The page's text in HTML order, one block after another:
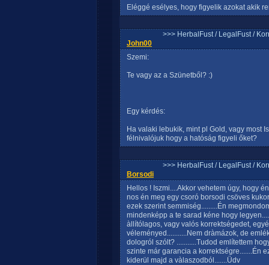
Eléggé esélyes, hogy figyelik azokat akik
>>> HerbalFust / LegalFust /
John00
Szemi:
Te vagy az a Szünetből? :)
Egy kérdés:
Ha valaki lebukik, mint pl Gold, vagy most
félnivalójuk hogy a hatóság figyeli őket?
>>> HerbalFust / LegalFust /
Borsodi
Hellos ! Iszmi....Akkor vehetem úgy, hogy
nos én meg egy csoró borsodi csöves
ezek szerint semmiség.........Én
mindenképp a te sarad kéne hogy
àllítólagos, vagy valós korrektségedet,
véleményed...........Nem dràmázok, de
dologról szólt? ...........Tudod említettem
szinte már garancia a korrektségre.......Én
kiderül majd a vàlaszodból.......Üdv